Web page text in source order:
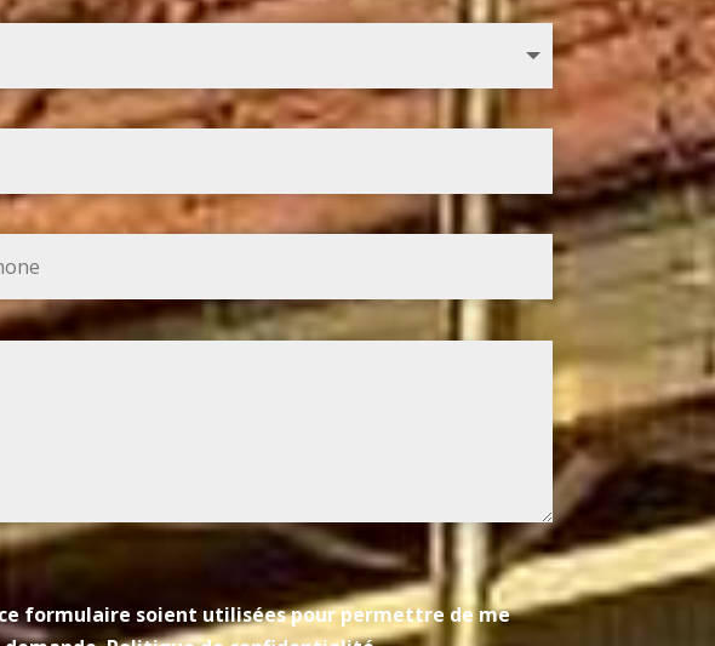
formulaire soient utilisées pour permettre de me